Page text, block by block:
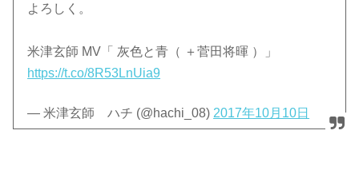
よろしく。
米津玄師 MV「 灰色と青（ ＋菅田将暉 ）」
https://t.co/8R53LnUia9
— 米津玄師 ハチ (@hachi_08) 2017年10月10日